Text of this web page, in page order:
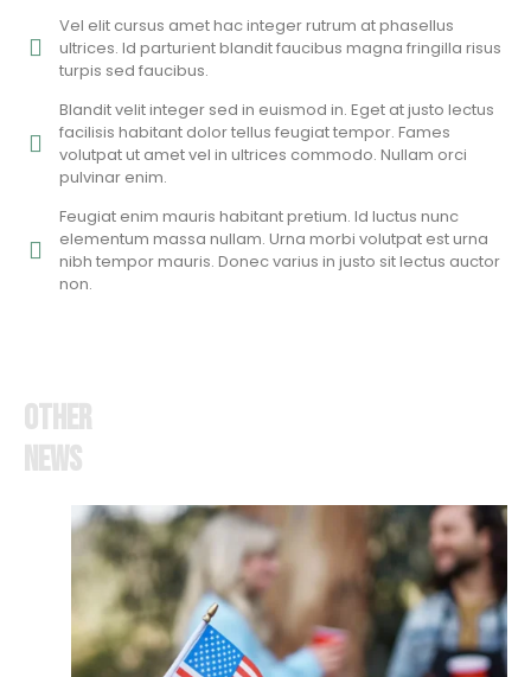
Vel elit cursus amet hac integer rutrum at phasellus
ultrices. Id parturient blandit faucibus magna fringilla risus
turpis sed faucibus.
Blandit velit integer sed in euismod in. Eget at justo lectus
facilisis habitant dolor tellus feugiat tempor. Fames
volutpat ut amet vel in ultrices commodo. Nullam orci
pulvinar enim.
Feugiat enim mauris habitant pretium. Id luctus nunc
elementum massa nullam. Urna morbi volutpat est urna
nibh tempor mauris. Donec varius in justo sit lectus auctor
non.
Other
News